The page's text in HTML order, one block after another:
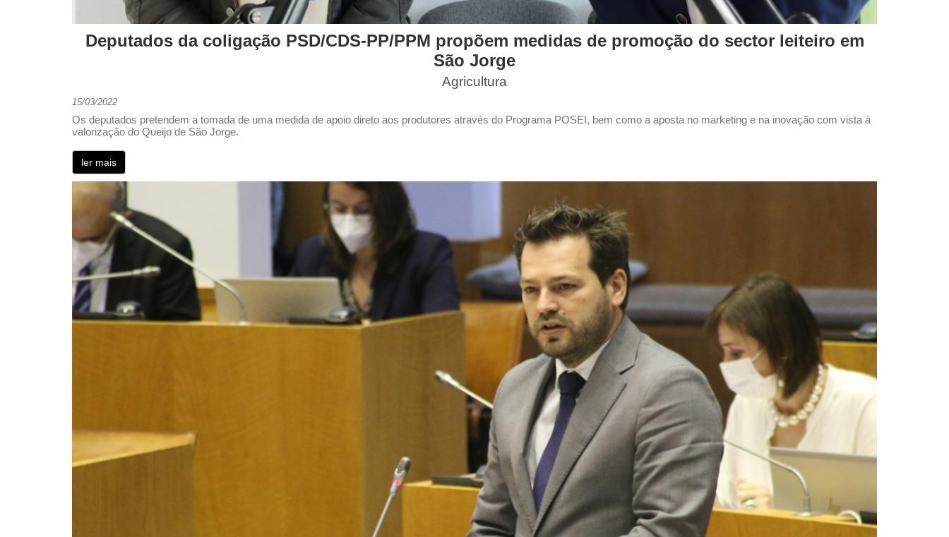
Deputados da coligação PSD/CDS-PP/PPM propõem medidas de promoção do sector leiteiro em
São Jorge
Agricultura
15/03/2022
Os deputados pretendem a tomada de uma medida de apoio direto aos produtores através do Programa POSEI, bem como a aposta no marketing e na inovação com vista à
valorização do Queijo de São Jorge.
ler mais